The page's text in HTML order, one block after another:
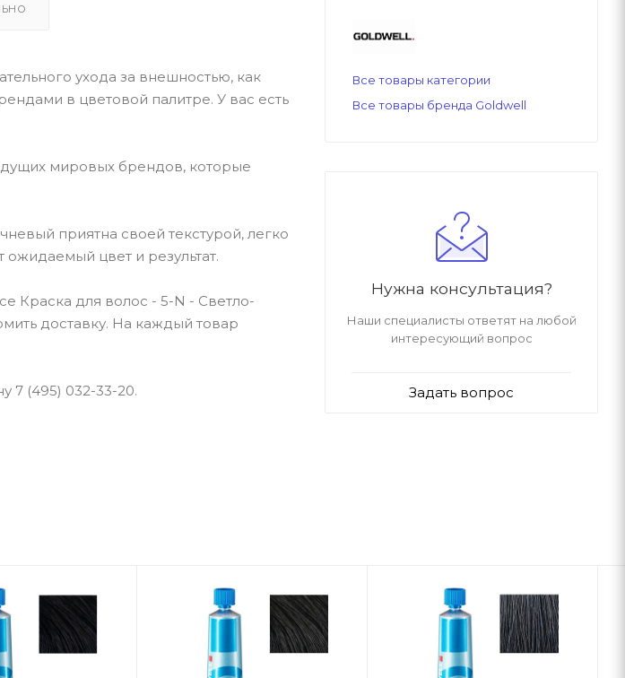
ухода за внешностью, как
в цветовой палитре. У вас есть
мировых брендов, которые
приятна своей текстурой, легко
ожидаемый цвет и результат.
Краска для волос - 5-N - Светло-
доставку. На каждый товар
7 (495) 032-33-20.
Все товары категории
Все товары бренда Goldwell
Нужна консультация?
Наши специалисты ответят на любой
интересующий вопрос
Задать вопрос